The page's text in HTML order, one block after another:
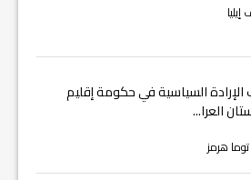
الإرادة السياسية في حكومة إقليم
العرا...
هرمز